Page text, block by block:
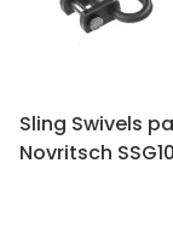
Sling Swivels
Novritsch